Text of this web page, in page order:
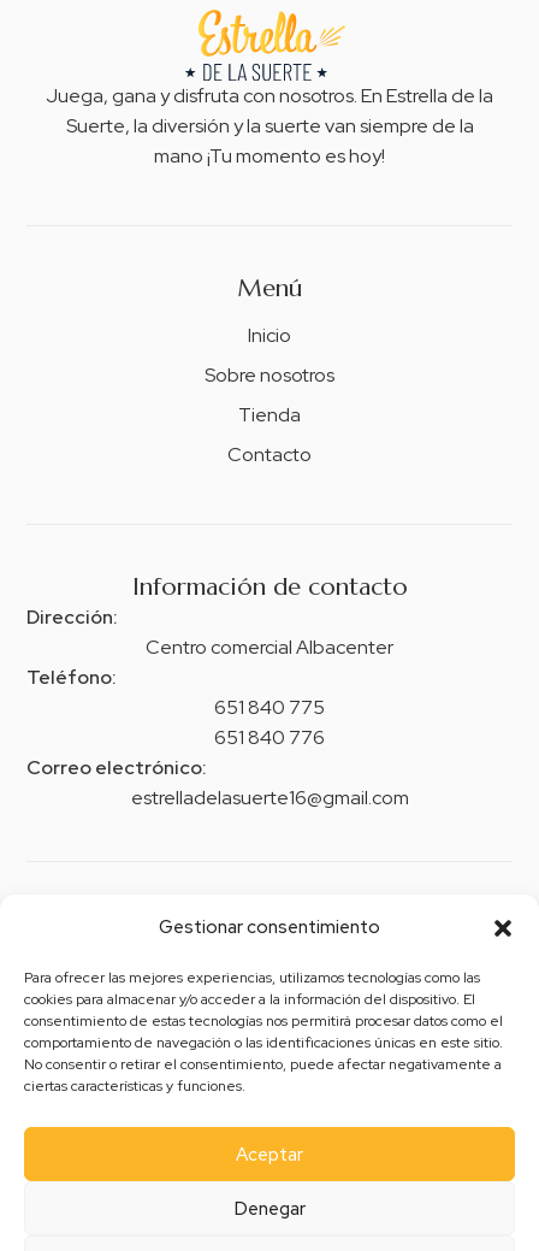
Gestionar consentimiento
Para ofrecer las mejores experiencias, utilizamos tecnologías como las
cookies para almacenar y/o acceder a la información del dispositivo. El
consentimiento de estas tecnologías nos permitirá procesar datos como el
comportamiento de navegación o las identificaciones únicas en este sitio.
No consentir o retirar el consentimiento, puede afectar negativamente a
ciertas características y funciones.
Aceptar
Denegar
Juega, gana y disfruta con nosotros. En Estrella de la
Suerte, la diversión y la suerte van siempre de la
mano ¡Tu momento es hoy!
Menú
Inicio
Sobre nosotros
Tienda
Contacto
Información de contacto
Dirección:
Centro comercial Albacenter
Teléfono:
651 840 775
651 840 776
Correo electrónico:
estrelladelasuerte16@gmail.com
Política de privacidad
Política de cookies (UE)
Política de envíos y devoluciones
Accesibilidad